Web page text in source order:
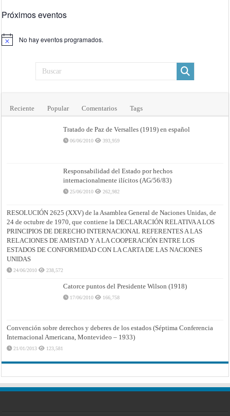
Próximos eventos
Aviso No hay eventos programados.
Reciente Popular Comentarios Tags
Tratado de Paz de Versalles (1919) en español
06/06/2010 393,959
Responsabilidad del Estado por hechos
internacionalmente ilícitos (AG/56/83)
25/06/2010 262,982
RESOLUCIÓN 2625 (XXV) de la Asamblea General de Naciones Unidas, de
24 de octubre de 1970, que contiene la DECLARACIÓN RELATIVA A LOS
PRINCIPIOS DE DERECHO INTERNACIONAL REFERENTES A LAS
RELACIONES DE AMISTAD Y A LA COOPERACIÓN ENTRE LOS
ESTADOS DE CONFORMIDAD CON LA CARTA DE LAS NACIONES
UNIDAS
24/06/2010 238,572
Catorce puntos del Presidente Wilson (1918)
17/06/2010 166,758
Convención sobre derechos y deberes de los estados (Séptima Conferencia
Internacional Americana, Montevideo – 1933)
21/01/2013 123,581